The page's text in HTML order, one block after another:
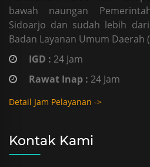
bawah naungan
Sidoarjo dan sudah lebih
Badan Layanan Umum Daerah
IGD : 24 Jam
Rawat Inap : 24 Jam
Detail Jam Pelayanan ->
Kontak Kami